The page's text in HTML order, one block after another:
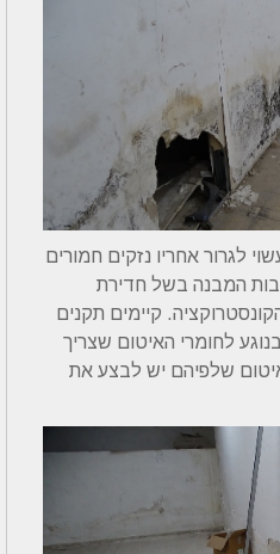
לגרור אחריו נזקים חמורים
המבנה בשל חדירת
קיימים תקנים
לחומרי האיטום שצריך
שלפיהם יש לבצע את